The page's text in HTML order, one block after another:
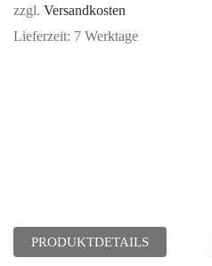
zzgl. Versandkosten
Lieferzeit: 7 Werktage
PRODUKTDETAILS